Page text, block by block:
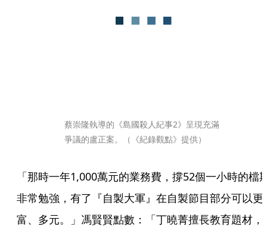
蔡崇隆執導的《島國殺人紀事2》呈現充滿
爭議的盧正案。（《紀錄觀點》提供）
「那時一年1,000萬元的業務費，撐52個一小時的檔
非常勉強，有了『自製大軍』在自製節目部分可以更
富、多元。」馮賢賢點數：「丁曉菁擅長教育題材，